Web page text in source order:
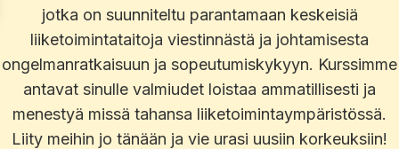
jotka on suunniteltu parantamaan keskeisiä
liiketoimintataitoja viestinnästä ja johtamisesta
ongelmanratkaisuun ja sopeutumiskykyyn. Kurssimme
antavat sinulle valmiudet loistaa ammatillisesti ja
menestyä missä tahansa liiketoimintaympäristössä.
Liity meihin jo tänään ja vie urasi uusiin korkeuksiin!